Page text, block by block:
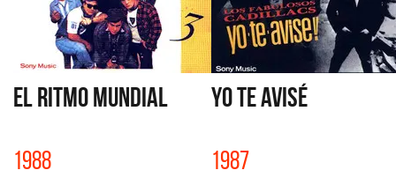
EL RITMO MUNDIAL
1988
YO TE AVISÉ
1987